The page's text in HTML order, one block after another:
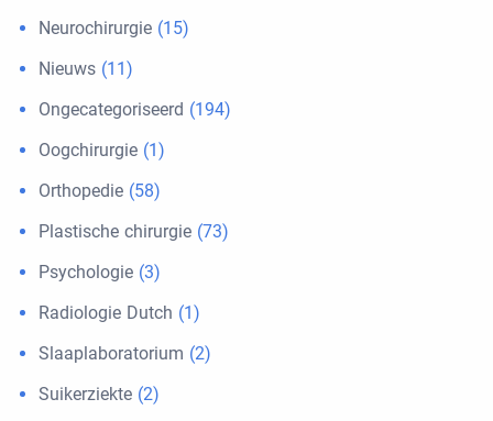
Neurochirurgie (15)
Nieuws (11)
Ongecategoriseerd (194)
Oogchirurgie (1)
Orthopedie (58)
Plastische chirurgie (73)
Psychologie (3)
Radiologie Dutch (1)
Slaaplaboratorium (2)
Suikerziekte (2)